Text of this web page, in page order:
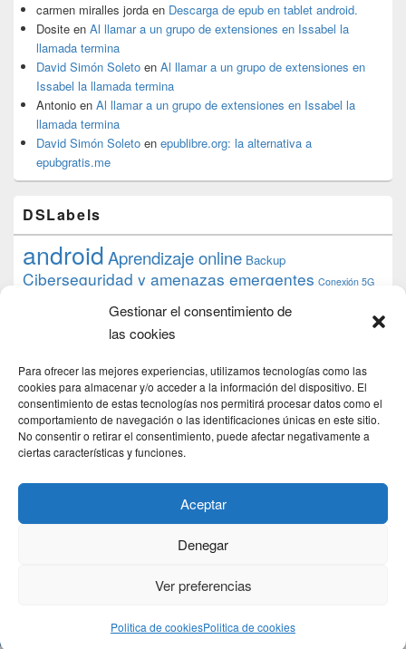
Gestionar el consentimiento de
las cookies
Para ofrecer las mejores experiencias, utilizamos tecnologías como las
cookies para almacenar y/o acceder a la información del dispositivo. El
consentimiento de estas tecnologías nos permitirá procesar datos como el
comportamiento de navegación o las identificaciones únicas en este sitio.
No consentir o retirar el consentimiento, puede afectar negativamente a
ciertas características y funciones.
Aceptar
Denegar
Ver preferencias
Politica de cookiesPolitica de cookies
carmen miralles jorda en Descarga de epub en tablet android.
Dosite en Al llamar a un grupo de extensiones en Issabel la
llamada termina
David Simón Soleto en Al llamar a un grupo de extensiones en
Issabel la llamada termina
Antonio en Al llamar a un grupo de extensiones en Issabel la
llamada termina
David Simón Soleto en epublibre.org: la alternativa a
epubgratis.me
DSLabels
androidAprendizaje online Backup
Ciberseguridad y amenazas emergentes Conexión 5G
datos debian desarrollo web
Formación Google
iphone
proyecto PS4 python Raspberryraspberrypi
raspbian review Servidor Web Sostenibilidad
tecnológicaTecnología torrent
transmissiontutorial ubuntu server Windows
Theme: Catch Box byCatch Themes